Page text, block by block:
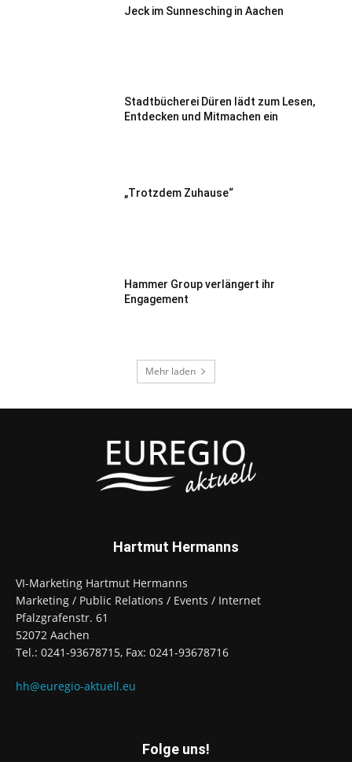
Jeck im Sunnesching in Aachen
Stadtbücherei Düren lädt zum Lesen,
Entdecken und Mitmachen ein
„Trotzdem Zuhause“
Hammer Group verlängert ihr
Engagement
Mehr laden
Hartmut Hermanns
VI-Marketing Hartmut Hermanns
Marketing / Public Relations / Events / Internet
Pfalzgrafenstr. 61
52072 Aachen
Tel.: 0241-93678715, Fax: 0241-93678716
hh@euregio-aktuell.eu
Folge uns!